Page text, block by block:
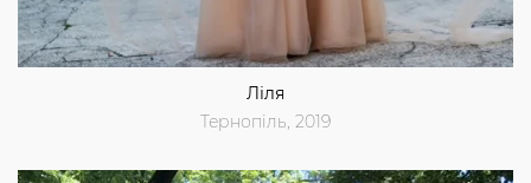
Ліля
Тернопіль, 2019